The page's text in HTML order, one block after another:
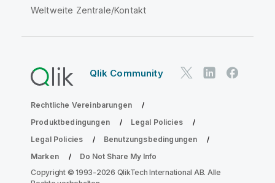
Weltweite Zentrale/Kontakt
Qlik Community
Rechtliche Vereinbarungen
Produktbedingungen
Legal Policies
Legal Policies
Benutzungsbedingungen
Marken
Do Not Share My Info
Copyright © 1993-2026 QlikTech International AB. Alle